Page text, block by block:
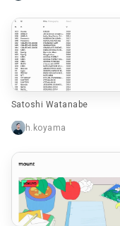
Satoshi Watanabe
h.koyama